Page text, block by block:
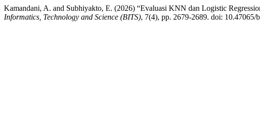
Kamandani, A. and Subhiyakto, E. (2026) “Evaluasi KNN dan Logistic
Informatics, Technology and Science (BITS), 7(4), pp. 2679-2689. doi: 10.47065/